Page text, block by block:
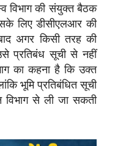
विभाग की संयुक्त बैठक
लिए डीसीएलआर की
अगर किसी तरह की
प्रतिबंध सूची से नहीं
का कहना है कि उक्त
भूमि प्रतिबंधित सूची
विभाग से ली जा सकती